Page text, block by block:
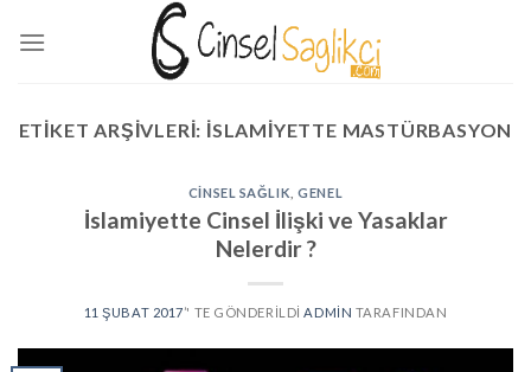
ETIKET ARŞIVLERI: ISLAMIYETTE MASTÜRBASYON
CINSEL SAĞLIK ,GENEL
İslamiyette Cinsel İlişki ve Yasaklar
Nelerdir ?
11 ŞUBAT 2017’' TE GÖNDERILDI ADMIN TARAFINDAN